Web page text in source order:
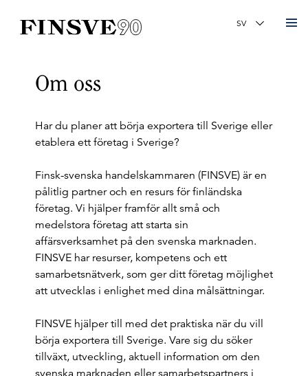
Finsk-svenska handelskammaren Ändra språk
Om oss
Har du planer att börja exportera till Sverige eller
etablera ett företag i Sverige?
Finsk-svenska handelskammaren (FINSVE) är en
pålitlig partner och en resurs för finländska
företag. Vi hjälper framför allt små och
medelstora företag att starta sin
affärsverksamhet på den svenska marknaden.
FINSVE har resurser, kompetens och ett
samarbetsnätverk, som ger ditt företag möjlighet
att utvecklas i enlighet med dina målsättningar.
FINSVE hjälper till med det praktiska när du vill
börja exportera till Sverige. Vare sig du söker
tillväxt, utveckling, aktuell information om den
svenska marknaden eller samarbetspartners i